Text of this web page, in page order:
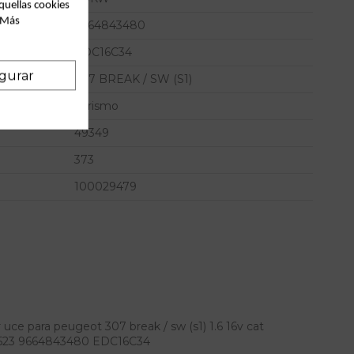
9664843480
EDC16C34
307 BREAK / SW (S1)
Turismo
49349
373
100029479
para peugeot 307 break / sw (s1) 1.6 16v cat
9664843480 EDC16C34
cookies